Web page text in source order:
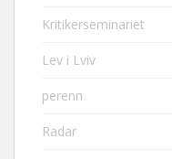
Kritikerseminariet
Lev i Lviv
perenn
Radar